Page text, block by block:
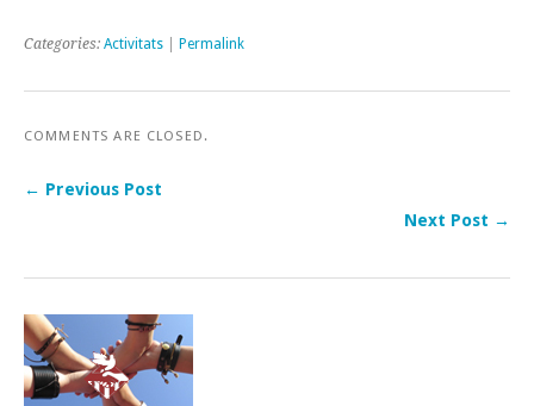
Categories: Activitats Permalink
COMMENTS ARE CLOSED.
← Previous Post
Next Post →